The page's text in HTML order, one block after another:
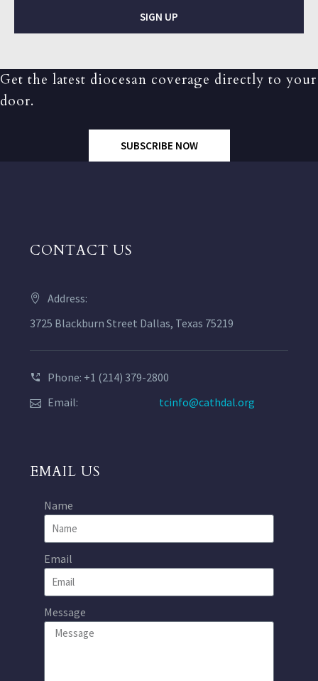
SIGN UP
Get the latest diocesan coverage directly to your
door.
SUBSCRIBE NOW
CONTACT US
Address:
3725 Blackburn Street Dallas, Texas 75219
Phone: +1 (214) 379-2800
Email:
tcinfo@cathdal.org
EMAIL US
Name
Email
Message